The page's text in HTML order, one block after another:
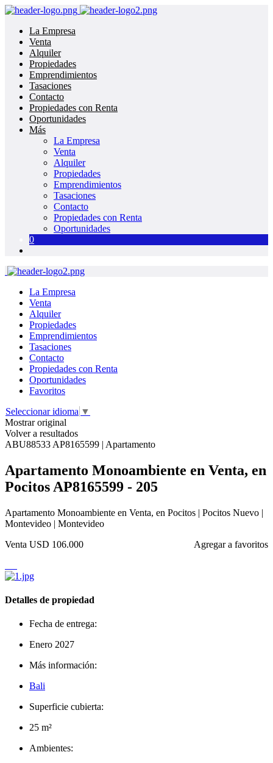
La Empresa
Venta
Alquiler
Propiedades
Emprendimientos
Tasaciones
Contacto
Propiedades con Renta
Oportunidades
Más
La Empresa
Venta
Alquiler
Propiedades
Emprendimientos
Tasaciones
Contacto
Propiedades con Renta
Oportunidades
0
La Empresa
Venta
Alquiler
Propiedades
Emprendimientos
Tasaciones
Contacto
Propiedades con Renta
Oportunidades
Favoritos
Seleccionar idioma ▼
Mostrar original
Volver a resultados
ABU88533 AP8165599 | Apartamento
Apartamento Monoambiente en Venta, en
Pocitos AP8165599 - 205
Apartamento Monoambiente en Venta, en Pocitos | Pocitos Nuevo |
Montevideo | Montevideo
Agregar a favoritos
Venta USD 106.000
Detalles de propiedad
Fecha de entrega:
Enero 2027
Más información:
Bali
Superficie cubierta:
25 m²
Ambientes: